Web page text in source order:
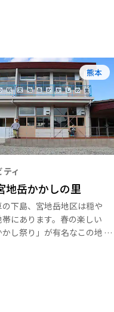
熊本
ィ
地岳かかしの里
下島、宮地岳地区は穏や
にあります。春の楽しい
かし祭り」が有名なこの地